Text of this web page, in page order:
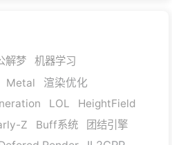
解梦
机器学习
Metal
渲染优化
LOL HeightField
Z Buff系统
团结引擎